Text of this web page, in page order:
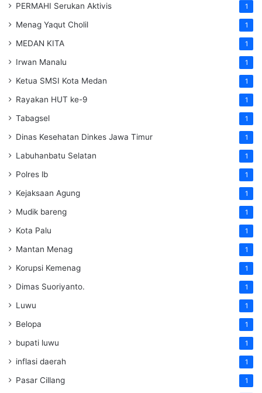
PERMAHI Serukan Aktivis 1
Menag Yaqut Cholil 1
MEDAN KITA 1
Irwan Manalu 1
Ketua SMSI Kota Medan 1
Rayakan HUT ke-9 1
Tabagsel 1
Dinas Kesehatan Dinkes Jawa Timur 1
Labuhanbatu Selatan 1
Polres lb 1
Kejaksaan Agung 1
Mudik bareng 1
Kota Palu 1
Mantan Menag 1
Korupsi Kemenag 1
Dimas Suoriyanto. 1
Luwu 1
Belopa 1
bupati luwu 1
inflasi daerah 1
Pasar Cillang 1